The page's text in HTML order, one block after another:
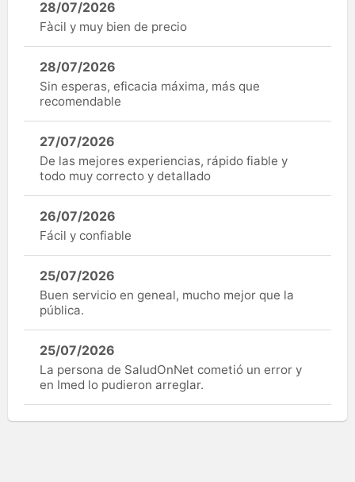
28/07/2026
Fàcil y muy bien de precio
28/07/2026
Sin esperas, eficacia máxima, más que
recomendable
27/07/2026
De las mejores experiencias, rápido fiable y
todo muy correcto y detallado
26/07/2026
Fácil y confiable
25/07/2026
Buen servicio en geneal, mucho mejor que la
pública.
25/07/2026
La persona de SaludOnNet cometió un error y
en Imed lo pudieron arreglar.